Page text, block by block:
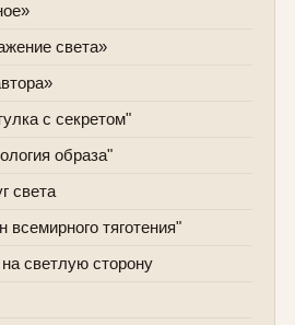
света»
с секретом"
образа"
света
всемирного тяготения"
светлую сторону